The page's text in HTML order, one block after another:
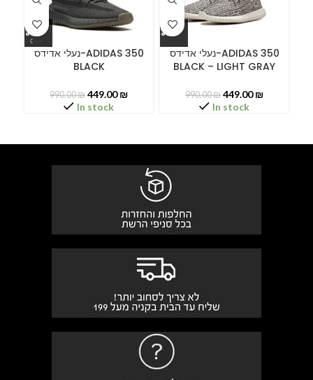
נעלי אדידס-ADIDAS 350
BLACK
990.00₪ 449.00₪
In stock
נעלי אדידס-ADIDAS 350
BLACK – LIGHT GRAY
990.00₪ 449.00₪
In stock